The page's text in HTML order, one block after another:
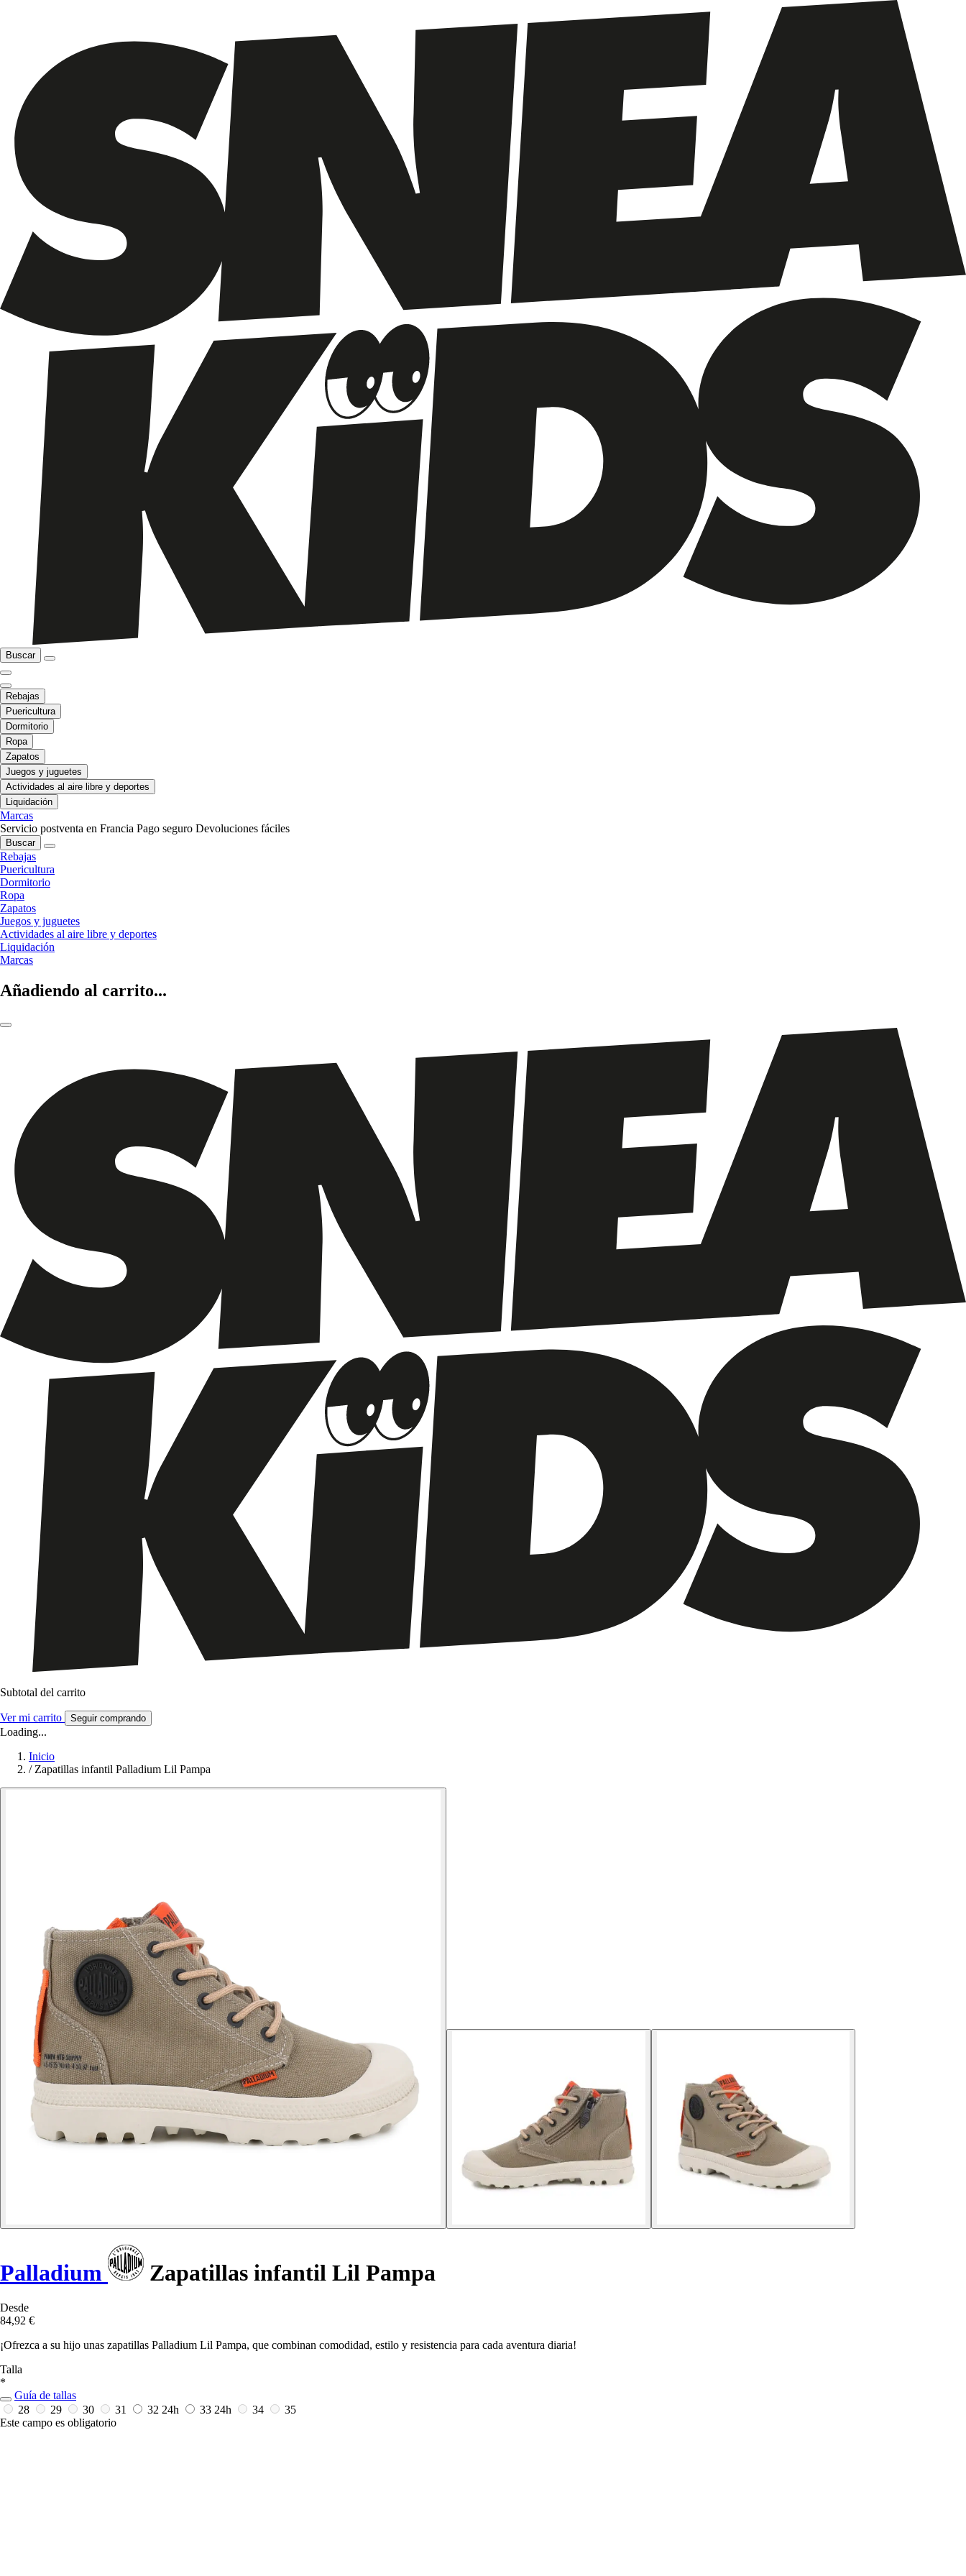
Buscar
Rebajas
Puericultura
Dormitorio
Ropa
Zapatos
Juegos y juguetes
Actividades al aire libre y deportes
Liquidación
Marcas
Servicio postventa en Francia Pago seguro Devoluciones fáciles
Buscar
Rebajas
Puericultura
Dormitorio
Ropa
Zapatos
Juegos y juguetes
Actividades al aire libre y deportes
Liquidación
Marcas
Añadiendo al carrito...
Subtotal del carrito
Ver mi carrito Seguir comprando
Loading...
Inicio
/ Zapatillas infantil Palladium Lil Pampa
Palladium Zapatillas infantil Lil Pampa
Desde
84,92 €
¡Ofrezca a su hijo unas zapatillas Palladium Lil Pampa, que combinan comodidad, estilo y resistencia para cada aventura diaria!
Talla
*
Guía de tallas
28
29 30 31 32 24h 33 24h 34
35
Este campo es obligatorio